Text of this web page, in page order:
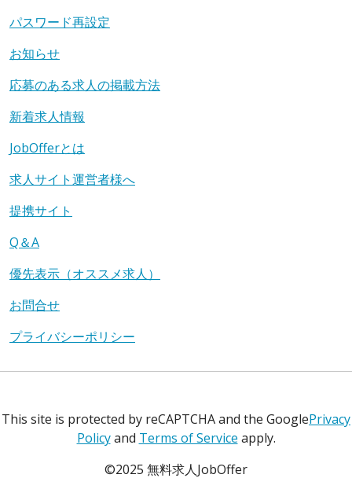
パスワード再設定
お知らせ
応募のある求人の掲載方法
新着求人情報
JobOfferとは
求人サイト運営者様へ
提携サイト
Q＆A
優先表示（オススメ求人）
お問合せ
プライバシーポリシー
This site is protected by reCAPTCHA and the GooglePrivacy
Policyand Terms of Service apply.
©2025 無料求人JobOffer